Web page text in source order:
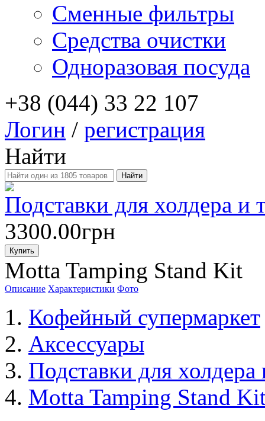
Сменные фильтры
Средства очистки
Одноразовая посуда
+38 (044) 33 22 107
Логин / регистрация
Найти
Подставки для холдера и
3300.00грн
Купить
Motta Tamping Stand Kit
Описание Характеристики Фото
Кофейный супермаркет
Аксессуары
Подставки для холдера
Motta Tamping Stand